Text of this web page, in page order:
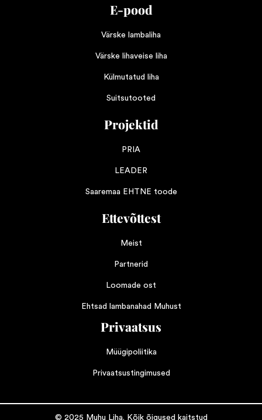
E-pood
Värske lambaliha
Värske lihaveise liha
Külmutatud liha
Suitsutooted
Projektid
PRIA
LEADER
Saaremaa EHTNE toode
Ettevõttest
Meist
Partnerid
Loomade ost
Ehtsad lambanahad Muhust
Privaatsus
Müügipoliitika
Privaatsustingimused
© 2025 Muhu Liha. Kõik õigused kaitstud